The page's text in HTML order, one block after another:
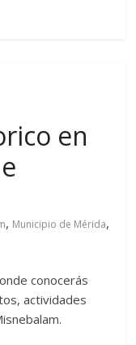
en
, Municipio de Mérida,
conocerás
actividades